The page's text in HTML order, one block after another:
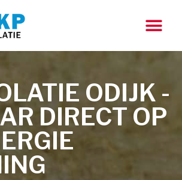
ODIJK -
DIRECT OP